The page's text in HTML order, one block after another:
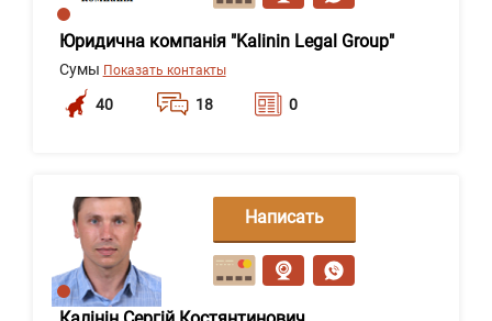
Юридична компанія "Kalinin Legal Group"
Сумы Показать контакты
40 18 0
Написать
сообщение